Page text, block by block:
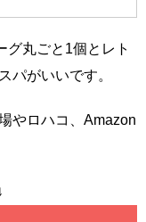
グ丸ごと1個とレト
パがいいです。
やロハコ、Amazon